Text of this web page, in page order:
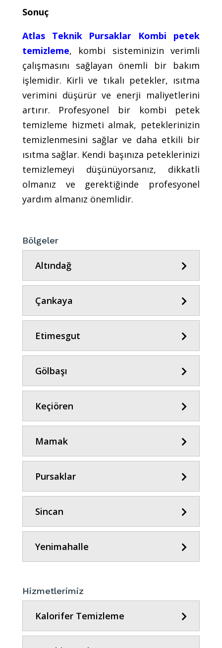
Sonuç
Atlas Teknik Pursaklar Kombi petek
temizleme, kombi sisteminizin verimli
çalışmasını sağlayan önemli bir bakım
işlemidir. Kirli ve tıkalı petekler, ısıtma
verimini düşürür ve enerji maliyetlerini
artırır. Profesyonel bir kombi petek
temizleme hizmeti almak, peteklerinizin
temizlenmesini sağlar ve daha etkili bir
ısıtma sağlar. Kendi başınıza peteklerinizi
temizlemeyi düşünüyorsanız, dikkatli
olmanız ve gerektiğinde profesyonel
yardım almanız önemlidir.
Bölgeler
Altındağ
Çankaya
Etimesgut
Gölbaşı
Keçiören
Mamak
Pursaklar
Sincan
Yenimahalle
Hizmetlerimiz
Kalorifer Temizleme